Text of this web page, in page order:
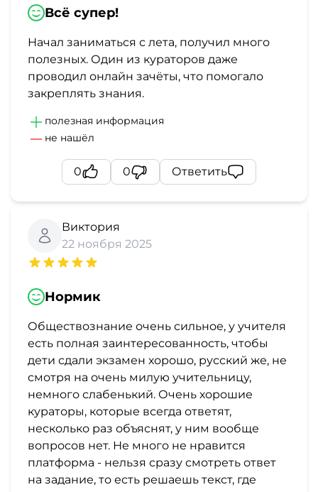
Всё супер!
Начал заниматься с лета, получил много
полезных. Один из кураторов даже
проводил онлайн зачёты, что помогало
закреплять знания.
полезная информация
не нашёл
0 0 Ответить
Виктория
22 ноября 2025
Нормик
Обществознание очень сильное, у учителя
есть полная заинтересованность, чтобы
дети сдали экзамен хорошо, русский же, не
смотря на очень милую учительницу,
немного слабенький. Очень хорошие
кураторы, которые всегда ответят,
несколько раз объяснят, у ним вообще
вопросов нет. Не много не нравится
платформа - нельзя сразу смотреть ответ
на задание, то есть решаешь текст, где